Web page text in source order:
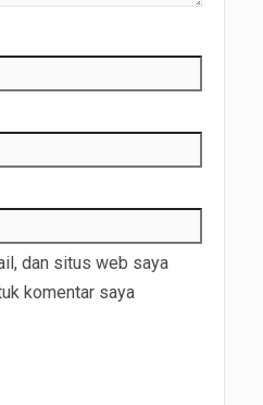
dan situs web saya
komentar saya